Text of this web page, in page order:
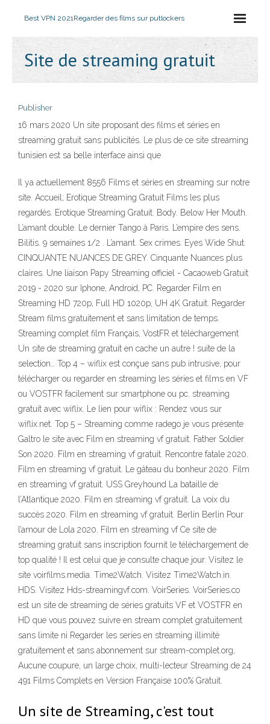
Best VPN 2021Regarder des films sur putlockers
Site de streaming gratuit
Publisher
16 mars 2020 Un site proposant des films et séries en
streaming gratuit sans publicités. Le plus de ce site streaming
tunisien est sa belle interface ainsi que
Il ya actuellement 8556 Films et séries en streaming sur notre
site. Accueil; Erotique Streaming Gratuit Films les plus
regardés. Erotique Streaming Gratuit. Body. Below Her Mouth.
L’amant double. Le dernier Tango à Paris. L’empire des sens.
Bilitis. 9 semaines 1/2 . L’amant. Sex crimes. Eyes Wide Shut.
CINQUANTE NUANCES DE GREY. Cinquante Nuances plus
claires. Une liaison Papy Streaming officiel - Cacaoweb Gratuit
2019 - 2020 sur Iphone, Android, PC. Regarder Film en
Streaming HD 720p, Full HD 1020p, UH 4K Gratuit. Regarder
Stream films gratuitement et sans limitation de temps.
Streaming complet film Français, VostFR et téléchargement
Un site de streaming gratuit en cache un autre ! suite de la
selection… Top 4 – wiflix est conçue sans pub intrusive, pour
télécharger ou regarder en streaming les séries et films en VF
ou VOSTFR facilement sur smartphone ou pc. streaming
gratuit avec wiflix. Le lien pour wiflix : Rendez vous sur
wiflix.net. Top 5 – Streaming comme radego je vous présente
Galtro le site avec Film en streaming vf gratuit. Father Soldier
Son 2020. Film en streaming vf gratuit. Rencontre fatale 2020.
Film en streaming vf gratuit. Le gâteau du bonheur 2020. Film
en streaming vf gratuit. USS Greyhound La bataille de
l’Atlantique 2020. Film en streaming vf gratuit. La voix du
succès 2020. Film en streaming vf gratuit. Berlin Berlin Pour
l’amour de Lola 2020. Film en streaming vf Ce site de
streaming gratuit sans inscription fournit le téléchargement de
top qualité ! Il est celui que je consulte chaque jour. Visitez le
site voirfilms.media. Time2Watch. Visitez Time2Watch.in.
HDS. Visitez Hds-streamingvf.com. VoirSeries. VoirSeries.co
est un site de streaming de séries gratuits VF et VOSTFR en
HD que vous pouvez suivre en stream complet gratuitement
sans limite ni Regarder les series en streaming illimité
gratuitement et sans abonnement sur stream-complet.org,
Aucune coupure, un large choix, multi-lecteur Streaming de 24
491 Films Complets en Version Française 100% Gratuit.
Un site de Streaming, c'est tout